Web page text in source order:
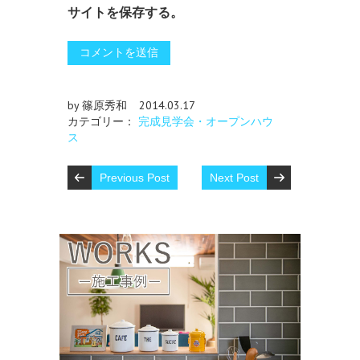
サイトを保存する。
by 篠原秀和
2014.03.17
カテゴリー： 完成見学会・オープンハウ
ス
Previous Post Next Post